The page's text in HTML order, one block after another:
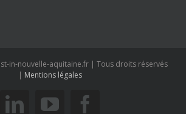
in-nouvelle-aquitaine.fr | Tous droits réservés
| Mentions légales
linkedinyoutube